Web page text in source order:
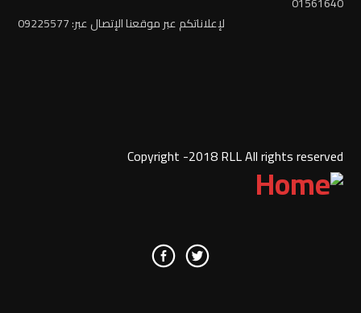
لإعلاناتكم عبر موقعنا الإتصال عبر: 09225577
Copyright -2018 RLL All rights reserved